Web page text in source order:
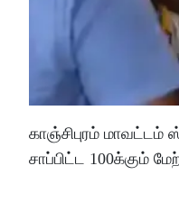
காஞ்சிபுரம் மாவட்டம்
சாப்பிட்ட 100க்கும்